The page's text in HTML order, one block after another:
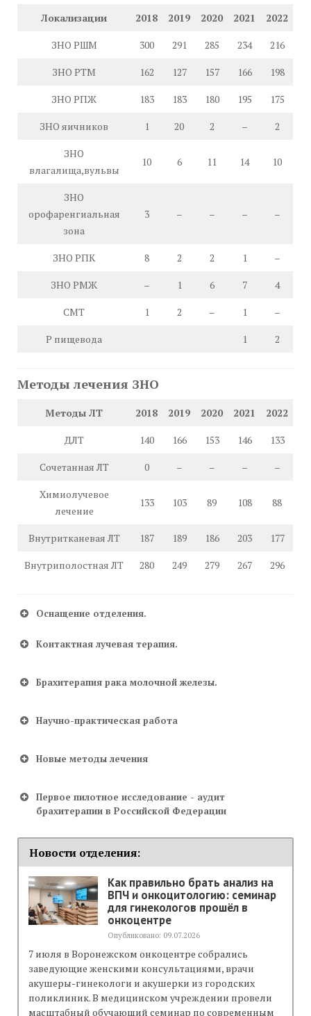
Локализации 2018 2019 2020 2021 2022
ЗНО РШМ 300 291 285 234 216
ЗНО РТМ 162 127 157 166 198
ЗНО РПЖ 183 183 180 195 175
ЗНО яичников 1 20 2 – 2
ЗНО
влагалища,вульвы
10 6 11 14 10
ЗНО
орофаренгиальная
зона
3 – – – –
ЗНО РПК 8 2 2 1 –
ЗНО РМЖ – 1 6 7 4
СМТ 1 2 – 1 –
Р пищевода 1 2
Методы лечения ЗНО
Методы ЛТ 2018 2019 2020 2021 2022
ДЛТ 140 166 153 146 133
Сочетанная ЛТ 0 – – – –
Химиолучевое
лечение
133 103 89 108 88
Внутритканевая ЛТ 187 189 186 203 177
Внутриполостная ЛТ 280 249 279 267 296
Оснащение отделения.
МРТ томографах
Контактная лучевая терапия.
Брахитерапия рака молочной железы.
с помощью лучевой терапии с очень
с помощью внутритканевой ЛТ,
Преимущества данного метода — это
отсутствие смещений мишениза счет ее
снижение объема облучения,минимальный
риск осложнений, за счет уменьшения
объема облучения сердца, легких и
молочной железы , хороший косметический
эффект при соблюдении правил подведения
брахитерапии
Научно-практическая работа
Новые методы лечения
Первое пилотное исследование - аудит
брахитерапии в Российской Федерации
Новости отделения:
Как правильно брать анализ на
ВПЧ и онкоцитологию: семинар
для гинекологов прошёл в
онкоцентре
Опубликовано: 09.07.2026
7 июля в Воронежском онкоцентре собрались
заведующие женскими консультациями, врачи
акушеры-гинекологи и акушерки из городских
поликлиник. В медицинском учреждении провели
масштабный обучающий семинар по современным